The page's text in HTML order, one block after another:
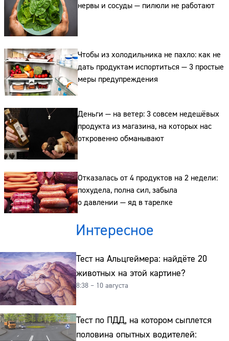
нервы и сосуды — пилюли не работают
Чтобы из холодильника не пахло: как не
дать продуктам испортиться — 3 простые
меры предупреждения
Деньги — на ветер: 3 совсем недешёвых
продукта из магазина, на которых нас
откровенно обманывают
Отказалась от 4 продуктов на 2 недели:
похудела, полна сил, забыла
о давлении — яд в тарелке
Интересное
Тест на Альцгеймера: найдёте 20
животных на этой картине?
8:38 – 10 августа
Тест по ПДД, на котором сыплется
половина опытных водителей: